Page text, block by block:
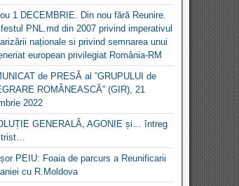
1 DECEMBRIE. Din nou fără Reunire.
PNL.md din 2007 privind imperativul
naționale si privind semnarea unui
european privilegiat România-RM
de PRESĂ al ”GRUPULUI de
ROMÂNEASCĂ” (GIR), 21
2022
GENERALĂ, AGONIE și… întreg
PEIU: Foaia de parcurs a Reunificarii
cu R.Moldova